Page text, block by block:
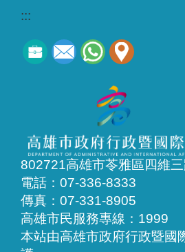
:::
802721高雄市苓雅區四維
電話：07-336-8333
傳真：07-331-8905
高雄市民服務專線：1999
本站由高雄市政府行政暨國